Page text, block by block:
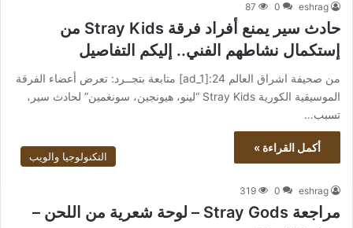
eshrag
0
87
حادث سير يمنع أفراد فرقة Stray Kids من
إستكمال نشاطهم الفني.. إليكم التفاصيل
من صحيفة اشراق العالم 24:[ad_1] متابعة بتجــرد: تعرض أعضاء الفرقة
الموسيقية الكورية Stray Kids “لينو، هيونجين، سونغمين” لحادث سير،
تسبب…
أكمل القراءة »
التكنولوجيا والويب
eshrag
0
319
مراجعة Stray Gods – لوحة شعرية من اللحن –